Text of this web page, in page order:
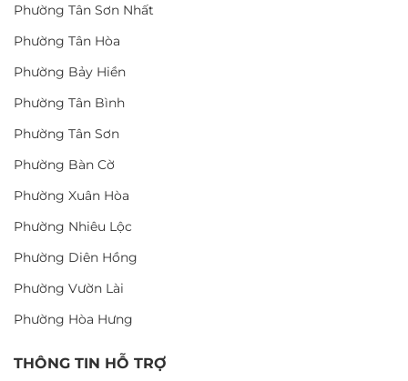
Phường Tân Sơn Nhất
Phường Tân Hòa
Phường Bảy Hiền
Phường Tân Bình
Phường Tân Sơn
Phường Bàn Cờ
Phường Xuân Hòa
Phường Nhiêu Lộc
Phường Diên Hồng
Phường Vườn Lài
Phường Hòa Hưng
THÔNG TIN HỖ TRỢ